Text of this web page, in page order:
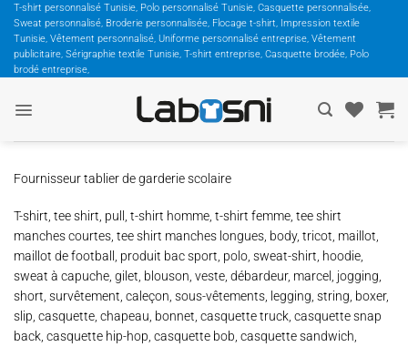
Passer
contenu
T-shirt personnalisé Tunisie, Polo personnalisé Tunisie, Casquette personnalisée,
Sweat personnalisé, Broderie personnalisée, Flocage t-shirt, Impression textile
Tunisie, Vêtement personnalisé, Uniforme personnalisé entreprise, Vêtement
publicitaire, Sérigraphie textile Tunisie, T-shirt entreprise, Casquette brodée, Polo
brodé entreprise,
Fournisseur tablier de garderie scolaire
T-shirt, tee shirt, pull, t-shirt homme, t-shirt femme, tee shirt
manches courtes, tee shirt manches longues, body, tricot, maillot,
maillot de football, produit bac sport, polo, sweat-shirt, hoodie,
sweat à capuche, gilet, blouson, veste, débardeur, marcel, jogging,
short, survêtement, caleçon, sous-vêtements, legging, string, boxer,
slip, casquette, chapeau, bonnet, casquette truck, casquette snap
back, casquette hip-hop, casquette bob, casquette sandwich,